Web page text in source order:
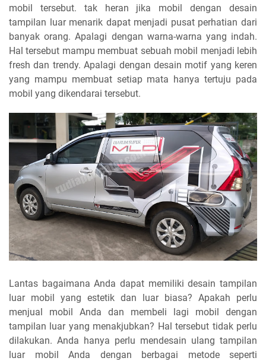
mobil tersebut. tak heran jika mobil dengan desain
tampilan luar menarik dapat menjadi pusat perhatian dari
banyak orang. Apalagi dengan warna-warna yang indah.
Hal tersebut mampu membuat sebuah mobil menjadi lebih
fresh dan trendy. Apalagi dengan desain motif yang keren
yang mampu membuat setiap mata hanya tertuju pada
mobil yang dikendarai tersebut.
Lantas bagaimana Anda dapat memiliki desain tampilan
luar mobil yang estetik dan luar biasa? Apakah perlu
menjual mobil Anda dan membeli lagi mobil dengan
tampilan luar yang menakjubkan? Hal tersebut tidak perlu
dilakukan. Anda hanya perlu mendesain ulang tampilan
luar mobil Anda dengan berbagai metode seperti